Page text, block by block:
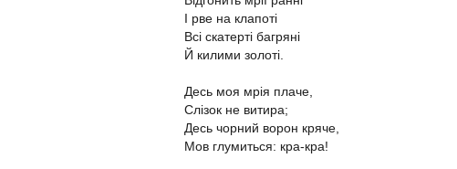
І рве на клапоті
Всі скатерті багряні
Й килими золоті.
Десь моя мрія плаче,
Слізок не витира;
Десь чорний ворон кряче,
Мов глумиться: кра-кра!